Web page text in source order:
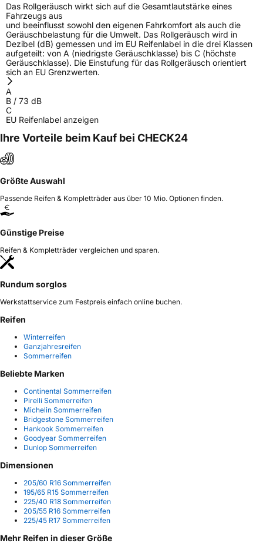
Das Rollgeräusch wirkt sich auf die Gesamtlautstärke eines
Fahrzeugs aus
und beeinflusst sowohl den eigenen Fahrkomfort als auch die
Geräuschbelastung für die Umwelt. Das Rollgeräusch wird in
Dezibel (dB) gemessen und im EU Reifenlabel in die drei Klassen
aufgeteilt: von A (niedrigste Geräuschklasse) bis C (höchste
Geräuschklasse). Die Einstufung für das Rollgeräusch orientiert
sich an EU Grenzwerten.
A
B / 73 dB
C
EU Reifenlabel anzeigen
Ihre Vorteile beim Kauf bei CHECK24
Größte Auswahl
Passende Reifen & Kompletträder aus über 10 Mio. Optionen finden.
Günstige Preise
Reifen & Kompletträder vergleichen und sparen.
Rundum sorglos
Werkstattservice zum Festpreis einfach online buchen.
Reifen
Winterreifen
Ganzjahresreifen
Sommerreifen
Beliebte Marken
Continental Sommerreifen
Pirelli Sommerreifen
Michelin Sommerreifen
Bridgestone Sommerreifen
Hankook Sommerreifen
Goodyear Sommerreifen
Dunlop Sommerreifen
Dimensionen
205/60 R16 Sommerreifen
195/65 R15 Sommerreifen
225/40 R18 Sommerreifen
205/55 R16 Sommerreifen
225/45 R17 Sommerreifen
Mehr Reifen in dieser Größe